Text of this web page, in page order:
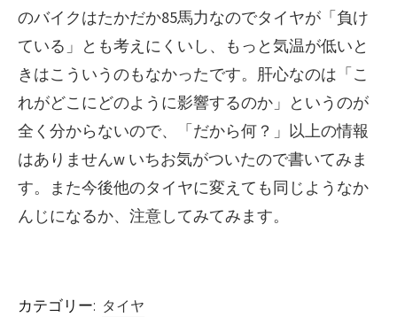
のバイクはたかだか85馬力なのでタイヤが「負け
ている」とも考えにくいし、もっと気温が低いと
きはこういうのもなかったです。肝心なのは「こ
れがどこにどのように影響するのか」というのが
全く分からないので、「だから何？」以上の情報
はありませんw いちお気がついたので書いてみま
す。また今後他のタイヤに変えても同じようなか
んじになるか、注意してみてみます。
カテゴリー: タイヤ